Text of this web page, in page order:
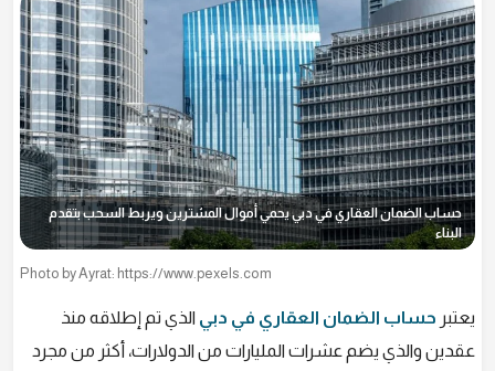
حساب الضمان العقاري في دبي يحمي أموال المشترين ويربط السحب بتقدم
البناء
Photo by Ayrat: https://www.pexels.com
يعتبر حساب الضمان العقاري في دبي الذي تم إطلاقه منذ
عقدين والذي يضم عشرات المليارات من الدولارات، أكثر من مجرد